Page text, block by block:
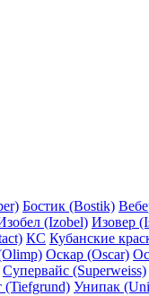
Бостик (Bostik)
(Izobel) Изовер
КС Кубанские
Оскар (Oscar)
Супервайс (Superweiss)
(Tiefgrund) Унипак